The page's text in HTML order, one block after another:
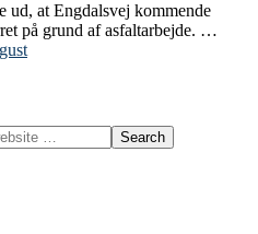
ud, at Engdalsvej kommende
på grund af asfaltarbejde. …